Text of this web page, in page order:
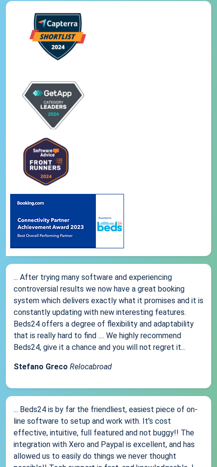
... After trying many software and experiencing
controversial results we now have a great booking
system which delivers exactly what it promises and it is
constantly updating with new interesting features.
Beds24 offers a degree of flexibility and adaptability
that is really hard to find .... We highly recommend
Beds24, give it a chance and you will not regret it...
Stefano Greco Relocabroad
... Beds24 is by far the friendliest, easiest piece of on-
line software to setup and work with. It's cost
effective, intuitive, full featured and not buggy!! The
integration with Xero and Paypal is excellent, and has
allowed us to easily do things we never thought